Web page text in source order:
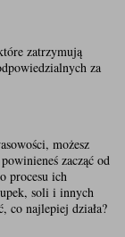
zatrzymują
za
możesz
zacząć od
procesu ich
soli i innych
co najlepiej działa?